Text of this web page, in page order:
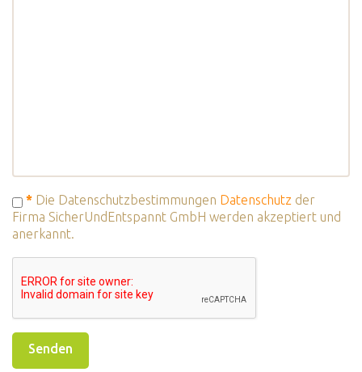
* Die Datenschutzbestimmungen Datenschutz der
Firma SicherUndEntspannt GmbH werden akzeptiert und
anerkannt.